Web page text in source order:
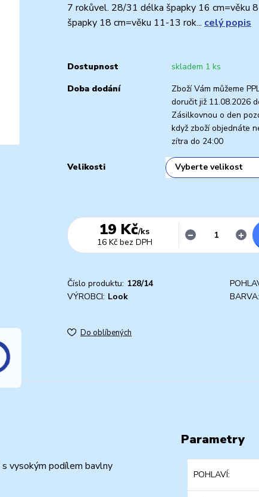
7 rokůvel. 28/31 délka špapky 16 cm=věku
špapky 18 cm=věku 11-13 rok... celý popis
Dostupnost
skladem 1 ks
Doba dodání
Zboží Vám můžeme
doručit již 11.08.2026
Zásilkovnou o den
když zboží objednáte
zítra do 24:00
Velikosti
19 Kč/ks
16 Kč bez DPH
Číslo produktu: 128/14
VÝROBCI: Look BARVA:
Do oblíbených
vysokým podílem bavlny
Parametry
POHLAVÍ